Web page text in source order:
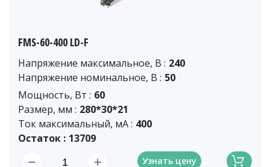
FMS-60-400 LD-F
Напряжение максимальное, В : 240
Напряжение номинальное, В : 50
Мощность, Вт : 60
Размер, мм : 280*30*21
Ток максимальный, мА : 400
Остаток : 13709
Узнать цену